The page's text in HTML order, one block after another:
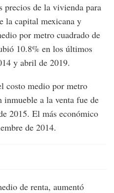
precios de la vivienda para
la capital mexicana y
por metro cuadrado de
10.8% en los últimos
y abril de 2019.
costo medio por metro
inmueble a la venta fue de
2015. El más económico
de 2014.
de renta, aumentó